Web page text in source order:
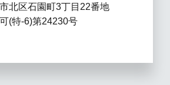
北区石園町3丁目22番地
(特-6)第24230号